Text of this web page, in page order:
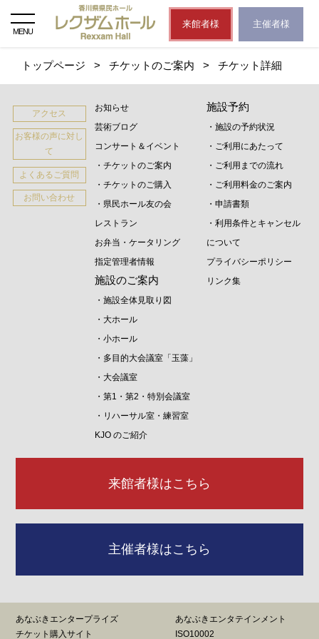
MENU
来館者様 主催者様
トップページ > チケットのご案内 > チケット詳細
アクセス
お客様の声に対し
て
よくあるご質問
お問い合わせ
お知らせ
芸術ブログ
コンサート＆イベント
・チケットのご案内
・チケットのご購入
・県民ホール友の会
レストラン
お弁当・ケータリング
指定管理者情報
施設のご案内
・施設全体見取り図
・大ホール
・小ホール
・多目的大会議室「玉藻」
・大会議室
・第1・第2・特別会議室
・リハーサル室・練習室
KJO のご紹介
施設予約
・施設の予約状況
・ご利用にあたって
・ご利用までの流れ
・ご利用料金のご案内
・申請書類
・利用条件とキャンセル
について
プライバシーポリシー
リンク集
来館者様はこちら
主催者様はこちら
あなぶきエンタープライズ
あなぶきエンタテインメント
チケット購入サイト
ISO10002